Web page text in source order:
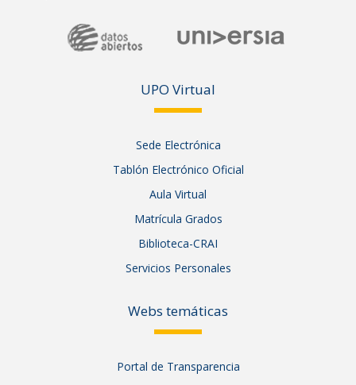
UPO Virtual
Sede Electrónica
Tablón Electrónico Oficial
Aula Virtual
Matrícula Grados
Biblioteca-CRAI
Servicios Personales
Webs temáticas
Portal de Transparencia